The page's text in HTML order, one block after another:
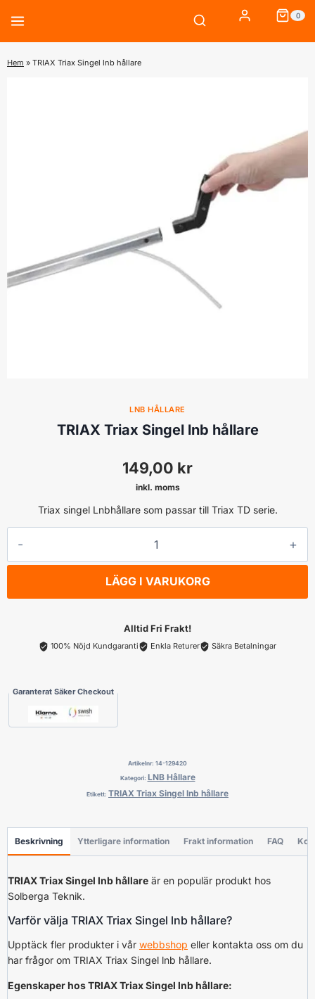
content
0
Hem » TRIAX Triax Singel lnb hållare
LNB HÅLLARE
TRIAX Triax Singel lnb hållare
149,00 kr
inkl. moms
Triax singel Lnbhållare som passar till Triax TD serie.
mängd
LÄGG I VARUKORG
Alltid Fri Frakt!
100% Nöjd Kundgaranti Enkla Returer Säkra Betalningar
Garanterat Säker Checkout
Artikelnr: 14-129420
Kategori: LNB Hållare
Etikett: TRIAX Triax Singel lnb hållare
Beskrivning Ytterligare information Frakt information FAQ
TRIAX Triax Singel lnb hållare är en populär produkt hos
Solberga Teknik.
Varför välja TRIAX Triax Singel lnb hållare?
Upptäck fler produkter i vår webbshop eller kontakta oss om du
har frågor om TRIAX Triax Singel lnb hållare.
Egenskaper hos TRIAX Triax Singel lnb hållare: